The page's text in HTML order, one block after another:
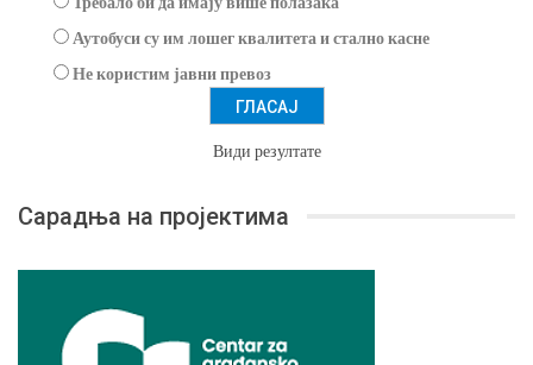
Аутобуси су им лошег квалитета и стално касне
Не користим јавни превоз
Види резултате
Сарадња на пројектима